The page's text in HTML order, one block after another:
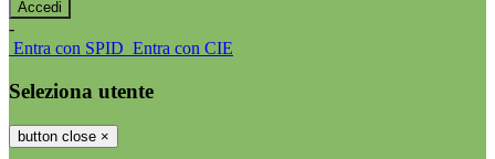
-
Entra con SPID Entra con CIE
Seleziona utente
button close ×